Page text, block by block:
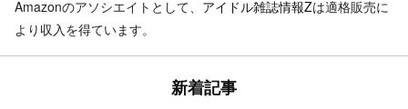
Amazonのアソシエイトとして、 アイドル雑誌情報Zは適格販売に
より収入を得ています。
新着記事